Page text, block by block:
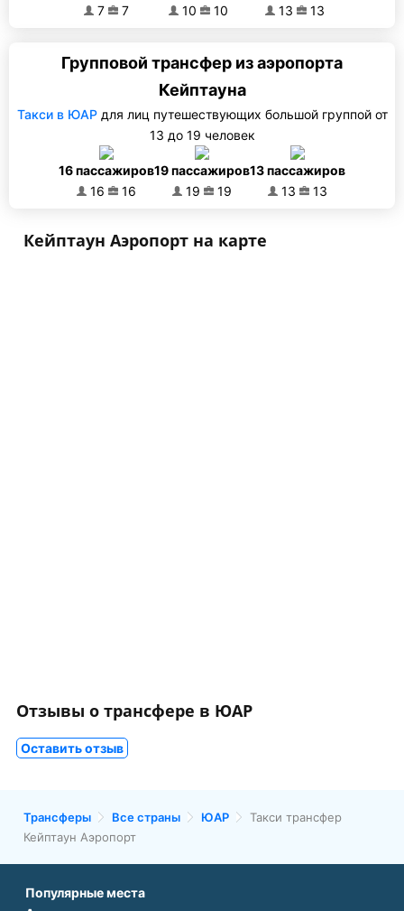
7
7
10
10
13
13
Групповой трансфер из аэропорта
Кейптауна
Такси в ЮАРдля лиц путешествующих большой группой от
13 до 19 человек
16 пассажиров
16
16
19 пассажиров
19
19
13 пассажиров
13
13
Кейптаун Аэропорт на карте
Отзывы о трансфере в ЮАР
Оставить отзыв
Трансферы Все страны ЮАР
Такси трансфер
Кейптаун Аэропорт
Популярные места